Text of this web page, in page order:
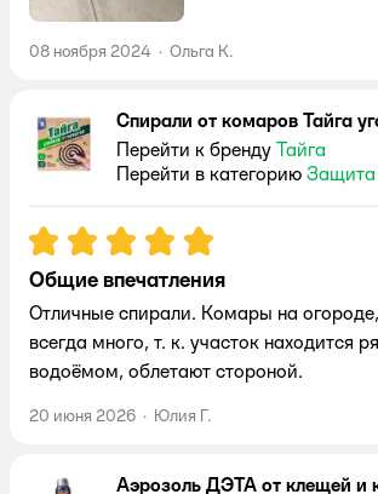
08 ноября 2024 · Ольга К.
Спирали от комаров Тайга
Перейти к бренду Тайга
Перейти в категорию Защита
Рейтинг:5
Общие впечатления
Отличные спирали. Комары на
всегда много, т. к. участок находится
водоёмом, облетают стороной.
20 июня 2026 · Юлия Г.
Аэрозоль ДЭТА от клещей и